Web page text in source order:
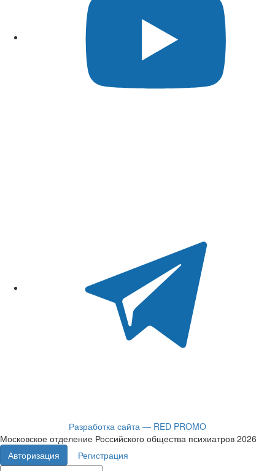
Разработка сайта — RED PROMO
Московское отделение Российского общества психиатров 2026
Авторизация
Регистрация